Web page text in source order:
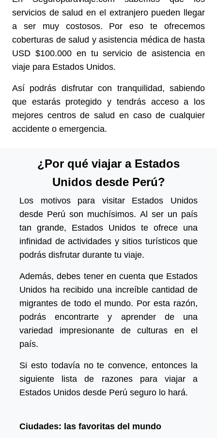
servicios de salud en el extranjero pueden llegar
a ser muy costosos. Por eso te ofrecemos
coberturas de salud y asistencia médica de hasta
USD $100.000 en tu servicio de asistencia en
viaje para Estados Unidos.
Así podrás disfrutar con tranquilidad, sabiendo
que estarás protegido y tendrás acceso a los
mejores centros de salud en caso de cualquier
accidente o emergencia.
¿Por qué viajar a Estados
Unidos desde Perú?
Los motivos para visitar Estados Unidos
desde Perú son muchísimos. Al ser un país
tan grande, Estados Unidos te ofrece una
infinidad de actividades y sitios turísticos que
podrás disfrutar durante tu viaje.
Además, debes tener en cuenta que Estados
Unidos ha recibido una increíble cantidad de
migrantes de todo el mundo. Por esta razón,
podrás encontrarte y aprender de una
variedad impresionante de culturas en el
país.
Si esto todavía no te convence, entonces la
siguiente lista de razones para viajar a
Estados Unidos desde Perú seguro lo hará.
Ciudades: las favoritas del mundo